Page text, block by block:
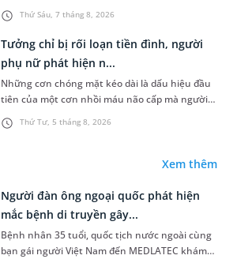
Thứ Sáu, 7 tháng 8, 2026
chân, không thể vận động đi lại được. Kết quả
thăm khám tại Phòng...
Thứ Tư, 5 tháng 8, 2026
Tưởng chỉ bị rối loạn tiền đình, người
phụ nữ phát hiện n...
Những cơn chóng mặt kéo dài là dấu hiệu đầu
tiên của một cơn nhồi máu não cấp mà người
bệnh không hề hay biết. Tại BVĐK MEDLATEC,
chiến lược chẩn đoán chính...
Xem thêm
Người đàn ông ngoại quốc phát hiện
mắc bệnh di truyền gây...
Bệnh nhân 35 tuổi, quốc tịch nước ngoài cùng
bạn gái người Việt Nam đến MEDLATEC khám